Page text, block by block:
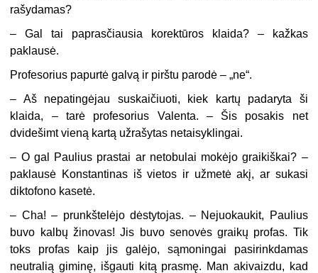
rašydamas?
– Gal tai paprasčiausia korektūros klaida? – kažkas
paklausė.
Profesorius papurtė galvą ir pirštu parodė – „ne“.
– Aš nepatingėjau suskaičiuoti, kiek kartų padaryta ši
klaida, – tarė profesorius Valenta. – Šis posakis net
dvidešimt vieną kartą užrašytas netaisyklingai.
– O gal Paulius prastai ar netobulai mokėjo graikiškai? –
paklausė Konstantinas iš vietos ir užmetė akį, ar sukasi
diktofono kasetė.
– Cha! – prunkštelėjo dėstytojas. – Nejuokaukit, Paulius
buvo kalbų žinovas! Jis buvo senovės graikų profas. Tik
toks profas kaip jis galėjo, sąmoningai pasirinkdamas
neutralią giminę, išgauti kitą prasmę. Man akivaizdu, kad